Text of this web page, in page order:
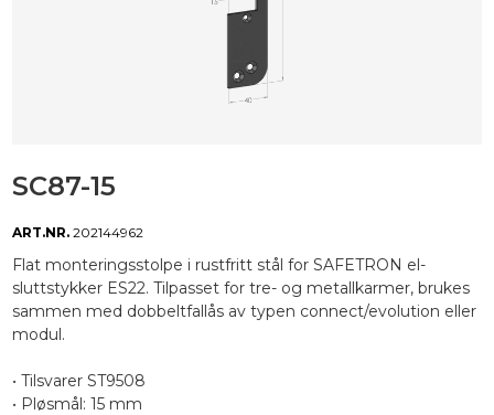
SC87-15
ART.NR. 202144962
Flat monteringsstolpe i rustfritt stål for SAFETRON el-
sluttstykker ES22. Tilpasset for tre- og metallkarmer, brukes
sammen med dobbeltfallås av typen connect/evolution eller
modul.
• Tilsvarer ST9508
• Pløsmål: 15 mm